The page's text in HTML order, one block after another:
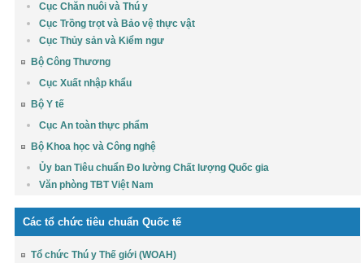
Cục Chăn nuôi và Thú y
Cục Trồng trọt và Bảo vệ thực vật
Cục Thủy sản và Kiểm ngư
Bộ Công Thương
Cục Xuất nhập khẩu
Bộ Y tế
Cục An toàn thực phẩm
Bộ Khoa học và Công nghệ
Ủy ban Tiêu chuẩn Đo lường Chất lượng Quốc gia
Văn phòng TBT Việt Nam
Các tổ chức tiêu chuẩn Quốc tế
Tổ chức Thú y Thế giới (WOAH)